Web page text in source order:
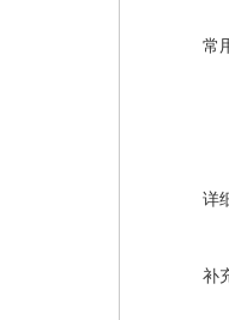
常
详
补